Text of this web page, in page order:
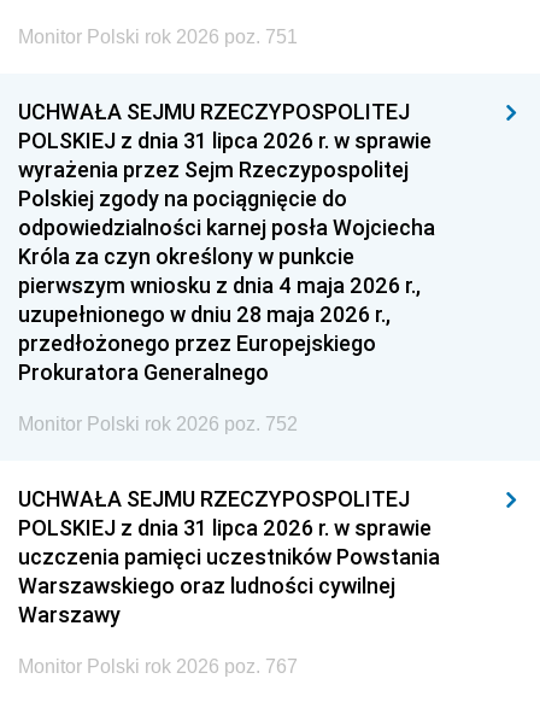
Monitor Polski rok 2026 poz. 751
UCHWAŁA SEJMU RZECZYPOSPOLITEJ
POLSKIEJ z dnia 31 lipca 2026 r. w sprawie
wyrażenia przez Sejm Rzeczypospolitej
Polskiej zgody na pociągnięcie do
odpowiedzialności karnej posła Wojciecha
Króla za czyn określony w punkcie
pierwszym wniosku z dnia 4 maja 2026 r.,
uzupełnionego w dniu 28 maja 2026 r.,
przedłożonego przez Europejskiego
Prokuratora Generalnego
Monitor Polski rok 2026 poz. 752
UCHWAŁA SEJMU RZECZYPOSPOLITEJ
POLSKIEJ z dnia 31 lipca 2026 r. w sprawie
uczczenia pamięci uczestników Powstania
Warszawskiego oraz ludności cywilnej
Warszawy
Monitor Polski rok 2026 poz. 767